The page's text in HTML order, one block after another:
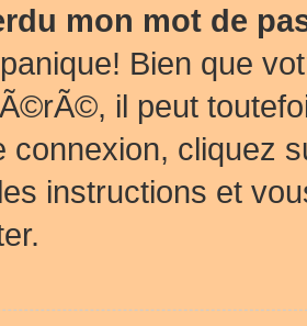
mon mot de
Bien que
il peut
connexion, cliquez
instructions et